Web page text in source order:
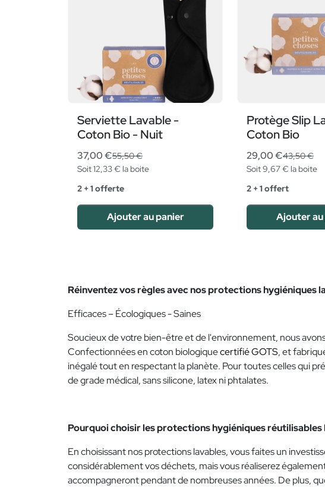
Serviette Lavable -
Coton Bio - Nuit
37,00 €55,50 €
Soit 12,33 € la boite
2 + 1 offerte
Ajouter au panier
Protège Slip
Coton Bio
29,00 €43,50 €
Soit 9,67 € la boite
2 + 1 offert
Ajouter
Réinventez vos règles avec nos protections hygiéniques
Efficaces – Écologiques - Saines
Soucieux de votre bien-être et de l'environnement, nous
Confectionnées en coton biologiquecertifié GOTS, et
inégalé tout en respectant la planète. Pour toutes celles qui
de grade médical, sans silicone, latex ni phtalates.
Pourquoi choisir les protections hygiéniques réutilisables
En choisissant nos protections lavables, vous faites un
considérablement vos déchets, mais vous réaliserez
accompagneront pendant de nombreuses années. De plus,